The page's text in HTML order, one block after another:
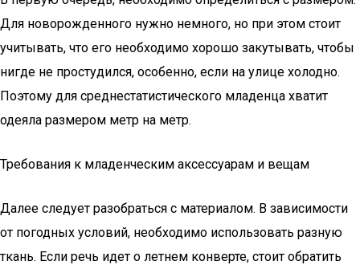
Для новорожденного нужно немного, но при этом стоит
учитывать, что его необходимо хорошо закутывать, чтобы
нигде не простудился, особенно, если на улице холодно.
Поэтому для среднестатистического младенца хватит
одеяла размером метр на метр.
Требования к младенческим аксессуарам и вещам
Далее следует разобраться с материалом. В зависимости
от погодных условий, необходимо использовать разную
ткань. Если речь идет о летнем конверте, стоит обратить